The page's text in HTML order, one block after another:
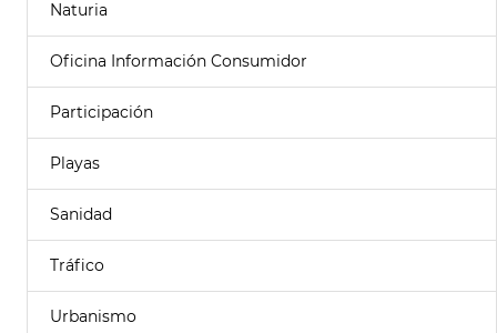
Naturia
Oficina Información Consumidor
Participación
Playas
Sanidad
Tráfico
Urbanismo